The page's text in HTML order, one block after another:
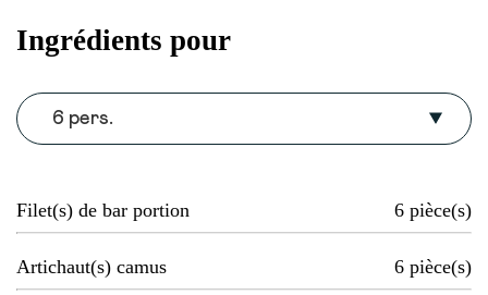
Ingrédients pour
6 pers.
Filet(s) de bar portion 6 pièce(s)
Artichaut(s) camus 6 pièce(s)